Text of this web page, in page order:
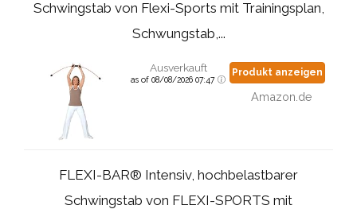
Schwingstab von Flexi-Sports mit Trainingsplan,
Schwungstab,...
Ausverkauft
as of 08/08/2026 07:47
Produkt anzeigen
Amazon.de
FLEXI-BAR® Intensiv, hochbelastbarer
Schwingstab von FLEXI-SPORTS mit